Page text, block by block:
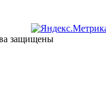
защищены